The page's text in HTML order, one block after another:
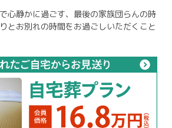
心静かに過ごす、最後の家族団らんの時
とお別れの時間をお過ごしいただくこと